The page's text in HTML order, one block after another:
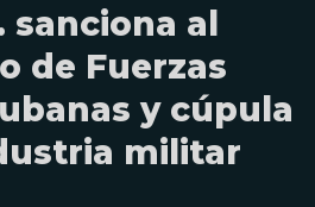
sanciona al
de Fuerzas
y cúpula
militar